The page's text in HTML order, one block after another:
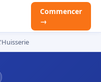
Commencer
→